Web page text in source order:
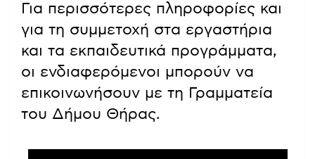
Για περισσότερες πληροφορίες και
για τη συμμετοχή στα εργαστήρια
και τα εκπαιδευτικά προγράμματα,
οι ενδιαφερόμενοι μπορούν να
επικοινωνήσουν με τη Γραμματεία
του Δήμου Θήρας.